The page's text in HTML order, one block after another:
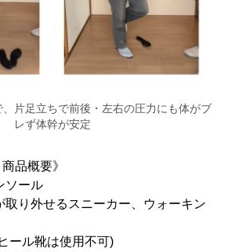
片足立ちで前後・左右の圧力にも体がブ
レず体幹が安定
品概要》
ソール
取り外せるスニーカー、ウォーキン
靴は使用不可)